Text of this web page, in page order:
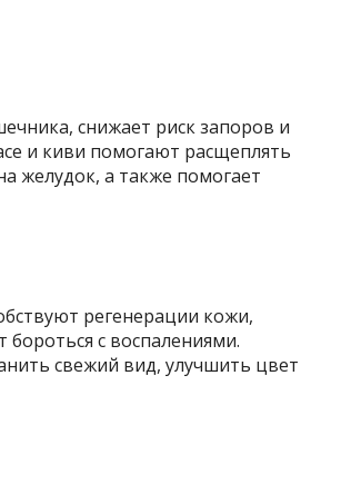
снижает риск запоров и
и киви помогают расщеплять
желудок, а также помогает
регенерации кожи,
с воспалениями.
свежий вид, улучшить цвет